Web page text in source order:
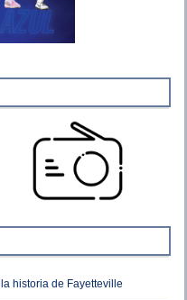
historia de Fayetteville